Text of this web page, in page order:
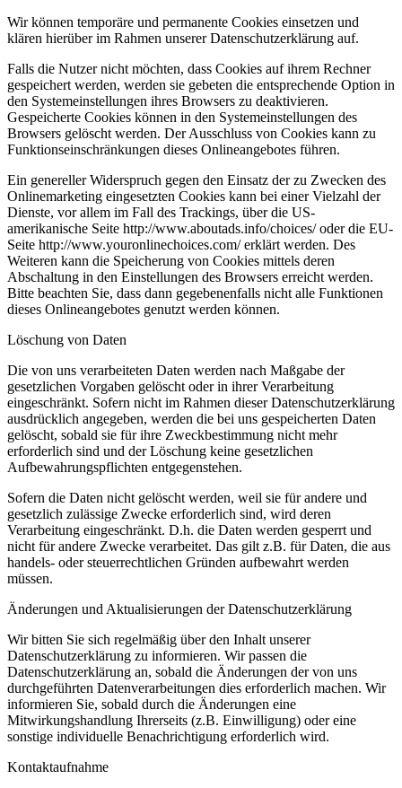
Wir können temporäre und permanente Cookies einsetzen und
klären hierüber im Rahmen unserer Datenschutzerklärung auf.
Falls die Nutzer nicht möchten, dass Cookies auf ihrem Rechner
gespeichert werden, werden sie gebeten die entsprechende Option in
den Systemeinstellungen ihres Browsers zu deaktivieren.
Gespeicherte Cookies können in den Systemeinstellungen des
Browsers gelöscht werden. Der Ausschluss von Cookies kann zu
Funktionseinschränkungen dieses Onlineangebotes führen.
Ein genereller Widerspruch gegen den Einsatz der zu Zwecken des
Onlinemarketing eingesetzten Cookies kann bei einer Vielzahl der
Dienste, vor allem im Fall des Trackings, über die US-
amerikanische Seite http://www.aboutads.info/choices/ oder die EU-
Seite http://www.youronlinechoices.com/ erklärt werden. Des
Weiteren kann die Speicherung von Cookies mittels deren
Abschaltung in den Einstellungen des Browsers erreicht werden.
Bitte beachten Sie, dass dann gegebenenfalls nicht alle Funktionen
dieses Onlineangebotes genutzt werden können.
Löschung von Daten
Die von uns verarbeiteten Daten werden nach Maßgabe der
gesetzlichen Vorgaben gelöscht oder in ihrer Verarbeitung
eingeschränkt. Sofern nicht im Rahmen dieser Datenschutzerklärung
ausdrücklich angegeben, werden die bei uns gespeicherten Daten
gelöscht, sobald sie für ihre Zweckbestimmung nicht mehr
erforderlich sind und der Löschung keine gesetzlichen
Aufbewahrungspflichten entgegenstehen.
Sofern die Daten nicht gelöscht werden, weil sie für andere und
gesetzlich zulässige Zwecke erforderlich sind, wird deren
Verarbeitung eingeschränkt. D.h. die Daten werden gesperrt und
nicht für andere Zwecke verarbeitet. Das gilt z.B. für Daten, die aus
handels- oder steuerrechtlichen Gründen aufbewahrt werden
müssen.
Änderungen und Aktualisierungen der Datenschutzerklärung
Wir bitten Sie sich regelmäßig über den Inhalt unserer
Datenschutzerklärung zu informieren. Wir passen die
Datenschutzerklärung an, sobald die Änderungen der von uns
durchgeführten Datenverarbeitungen dies erforderlich machen. Wir
informieren Sie, sobald durch die Änderungen eine
Mitwirkungshandlung Ihrerseits (z.B. Einwilligung) oder eine
sonstige individuelle Benachrichtigung erforderlich wird.
Kontaktaufnahme